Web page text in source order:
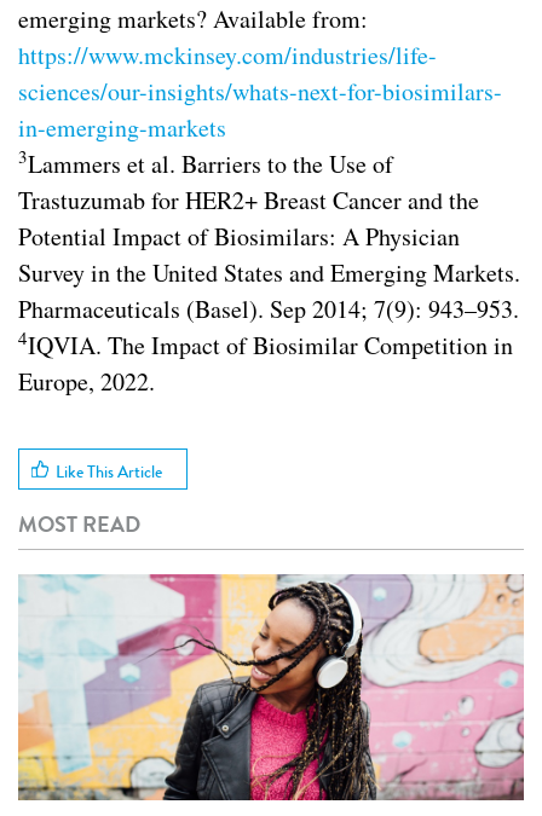
emerging markets? Available from:
https://www.mckinsey.com/industries/life-
sciences/our-insights/whats-next-for-biosimilars-
in-emerging-markets
3Lammers et al. Barriers to the Use of
Trastuzumab for HER2+ Breast Cancer and the
Potential Impact of Biosimilars: A Physician
Survey in the United States and Emerging Markets.
Pharmaceuticals (Basel). Sep 2014; 7(9): 943–953.
4IQVIA. The Impact of Biosimilar Competition in
Europe, 2022.
Like This Article
MOST READ